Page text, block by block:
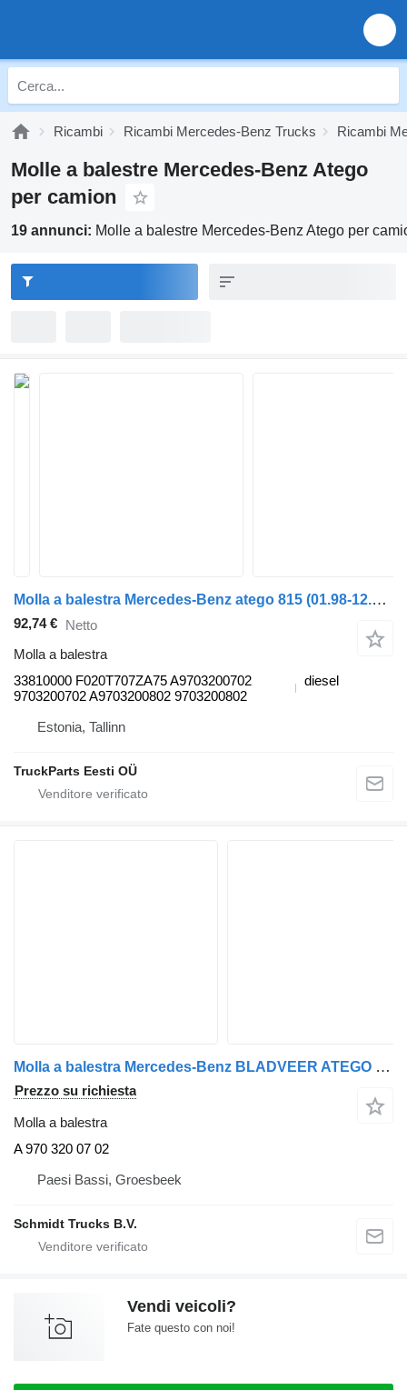
Ricambi Ricambi Mercedes-Benz Trucks Ricambi
Molle a balestre Mercedes-Benz Atego
per camion
19 annunci: Molle a balestre Mercedes-Benz Atego per
Molla a balestra Mercedes-Benz atego 815 (01.98-12.04) 33810000 per camion Mercedes-Benz Atego, Atego 2, Atego 3 (1996-)
92,74 € Netto
Molla a balestra
33810000 F020T707ZA75 A9703200702
9703200702 A9703200802 9703200802
diesel
Estonia, Tallinn
TruckParts Eesti OÜ
Molla a balestra Mercedes-Benz BLADVEER ATEGO 918 EURO 6 VOOR A 970 320 07 02 per camion
Prezzo su richiesta
Molla a balestra
A 970 320 07 02
Paesi Bassi, Groesbeek
Schmidt Trucks B.V.
Vendi veicoli?
Fate questo con noi!